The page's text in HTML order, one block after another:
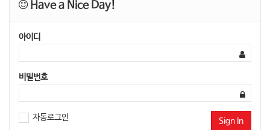
Have a Nice Day!
아이디
비밀번호
자동로그인 Sign In